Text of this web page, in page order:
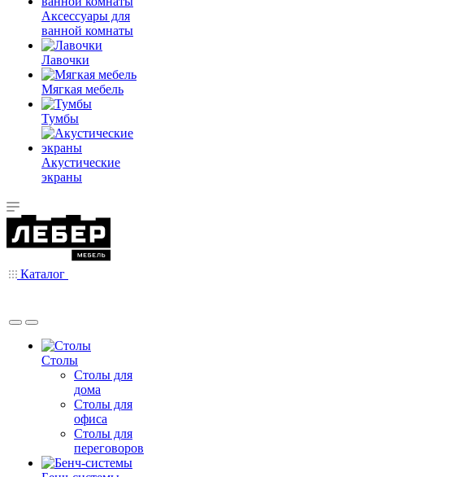
Аксессуары для
ванной комнаты
Лавочки
Мягкая мебель
Тумбы
Акустические
экраны
Каталог
Столы
Столы для
дома
Столы для
офиса
Столы для
переговоров